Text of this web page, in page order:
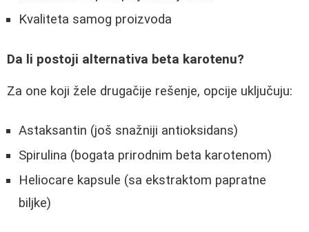
Kvaliteta samog proizvoda
Da li postoji alternativa beta karotenu?
Za one koji žele drugačije rešenje, opcije uključuju:
Astaksantin (još snažniji antioksidans)
Spirulina (bogata prirodnim beta karotenom)
Heliocare kapsule (sa ekstraktom papratne
biljke)